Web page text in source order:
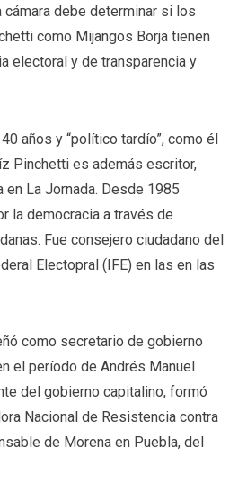
debe determinar si los
como Mijangos Borja tienen
electoral y de transparencia y
años y “político tardío”, como él
Pinchetti es además escritor,
La Jornada. Desde 1985
la democracia a través de
Fue consejero ciudadano del
Electopral (IFE) en las en las
como secretario de gobierno
el período de Andrés Manuel
del gobierno capitalino, formó
Nacional de Resistencia contra
de Morena en Puebla, del